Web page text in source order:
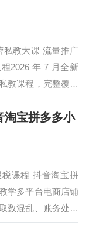
数据模型，手把手
拆解流量渠道与人
私教大课 流量推广
2026 年 7 月全新
教课程，完整覆盖
内容，梳理流量修
量、付费推广、商
实操方法。课程细
模式，分享微付
淘宝拼多多小
课程 抖音淘宝拼
学多平台电商店铺
数混乱、账务处理
据，这套电商财务